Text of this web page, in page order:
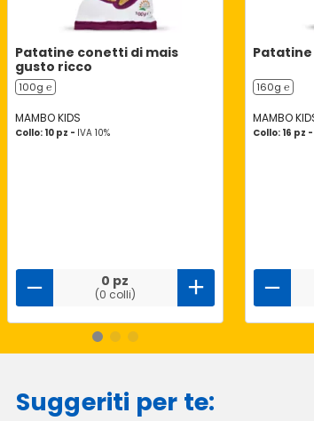
Patatine conetti di mais
gusto ricco
100g ℮
MAMBO KIDS
Collo: 10 pz - IVA 10%
0 pz
(0 colli)
160g ℮
MAMBO
Collo: 16 pz
Suggeriti per te: